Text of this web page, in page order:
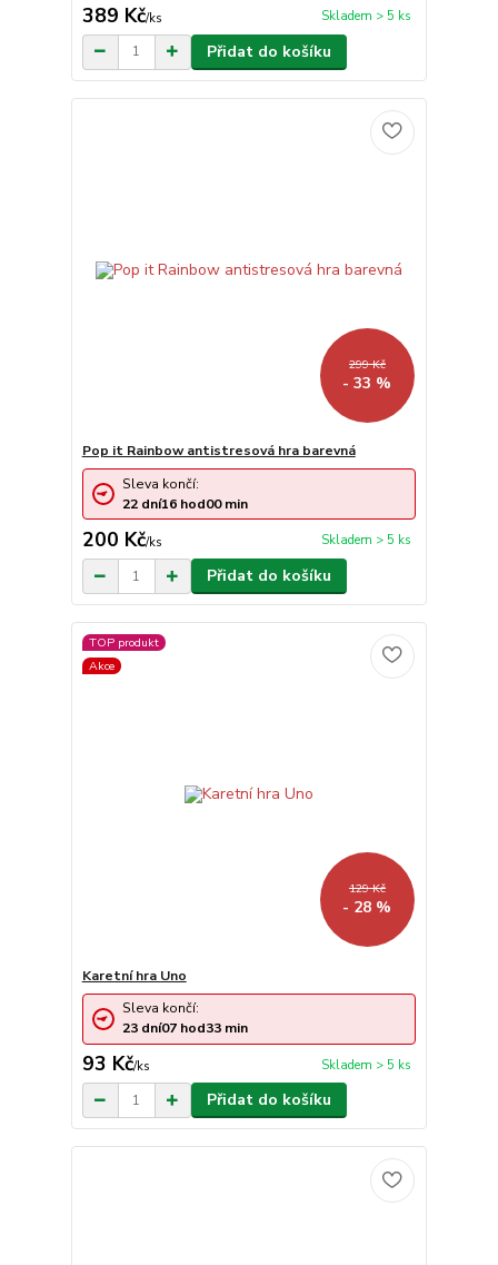
389 Kč/ks Skladem > 5 ks
Přidat do košíku
299 Kč
- 33 %
Pop it Rainbow antistresová hra barevná
200 Kč/ks Skladem > 5 ks
Sleva končí:
22 dní16 hod00min
Přidat do košíku
TOP produkt
Akce
129 Kč
- 28 %
Karetní hra Uno
93 Kč/ks Skladem > 5 ks
Sleva končí:
23 dní07 hod33 min
Přidat do košíku